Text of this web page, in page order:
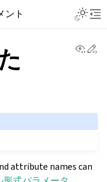
ント
attribute names can